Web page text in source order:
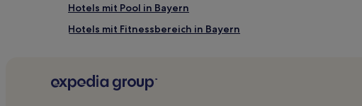
Hotels mit Pool in Bayern
Hotels mit Fitnessbereich in Bayern
Günstige nahe Roberto Beach